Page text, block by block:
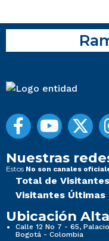
Nuestras
Estos No son canales
Total de
Visitantes Últimas
Ubicación
Calle 12 No 7 - 65,
Bogotá - Colombia